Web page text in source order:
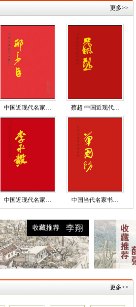
更多>>
中国近现代名家… 蔡超 中国近现代…
中国近现代名家… 中国当代名家书…
更多>>